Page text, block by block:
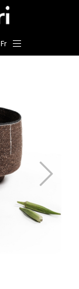
Fr